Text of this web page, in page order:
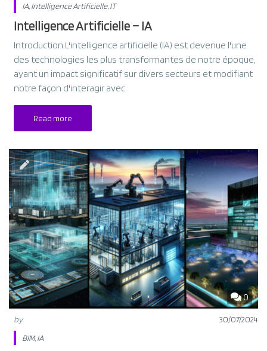
IA Intelligence Artificielle, IT
Intelligence Artificielle – IA
Introduction L'intelligence artificielle (IA) est devenue l'une
des technologies les plus transformantes de notre époque,
ayant un impact significatif sur divers secteurs et modifiant
notre façon d'interagir avec
Read more
0
by
30/07/2024
BIM,IA